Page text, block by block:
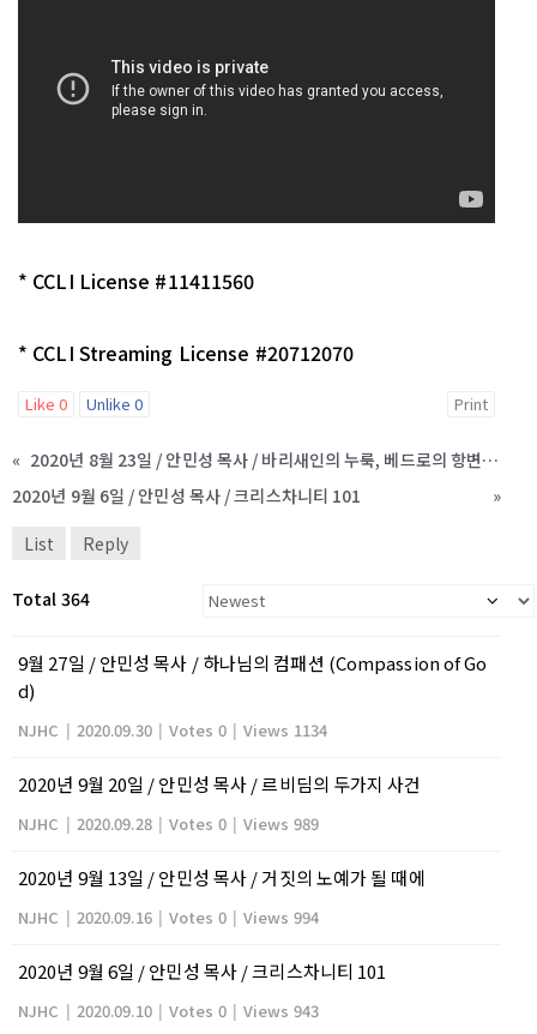
* CCLI License #11411560
* CCLI Streaming License #20712070
Like 0 Unlike0 Print
«
2020년 8월 23일 / 안민성 목사 / 바리새인의 누룩, 베드로의 항변, 그리고 예수님의 변형
2020년 9월 6일 / 안민성 목사 / 크리스차니티 101
»
List
Reply
Total 364
9월 27일 / 안민성 목사 / 하나님의 컴패션 (Compassion of Go
d)
NJHC | 2020.09.30 | Votes 0 | Views 1134
2020년 9월 20일 / 안민성 목사 / 르비딤의 두가지 사건
NJHC | 2020.09.28 | Votes 0 | Views 989
2020년 9월 13일 / 안민성 목사 / 거짓의 노예가 될 때에
NJHC | 2020.09.16 | Votes 0 | Views 994
2020년 9월 6일 / 안민성 목사 / 크리스차니티 101
NJHC | 2020.09.10 | Votes 0 | Views 943